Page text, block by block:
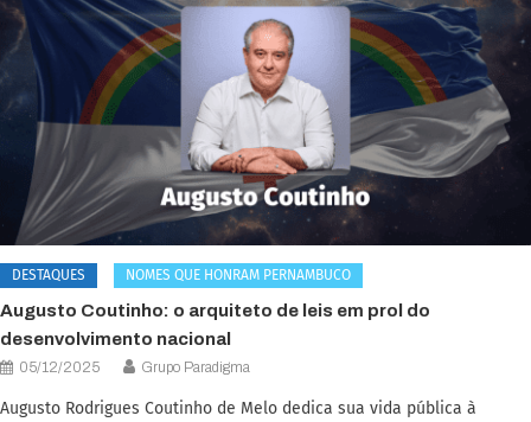
DESTAQUES NOMES QUE HONRAM PERNAMBUCO
Augusto Coutinho: o arquiteto de leis em prol do
desenvolvimento nacional
05/12/2025 Grupo Paradigma
Augusto Rodrigues Coutinho de Melo dedica sua vida pública à